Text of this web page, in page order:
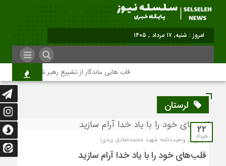
امروز : شنبه, ۱۷ مرداد , ۱۴۰۵
قاب هایی ماندگار از تشییع رهبر شهید در تهران
لرستان
۲۲
خرداد
فرازی از وصیت‌نامه شهید محمدصادق زیدی؛
قلب‌های خود را با یاد خدا آرام سازید